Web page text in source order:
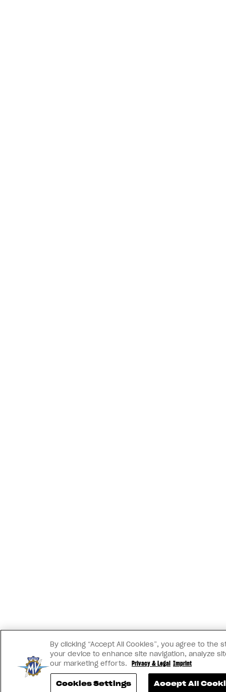
By clicking “Accept All Cookies”, you agree to the
your device to enhance site navigation, analyze
our marketing efforts. Privacy & Legal Imprint
Cookies Settings Accept All